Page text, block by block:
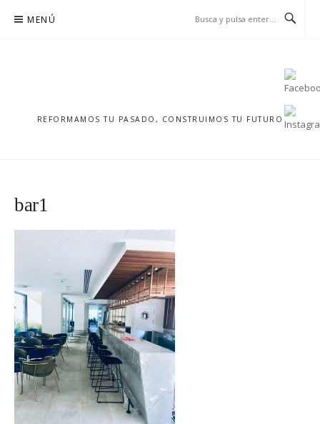
MENÚ
REFORMAMOS TU PASADO, CONSTRUIMOS TU FUTURO
bar1